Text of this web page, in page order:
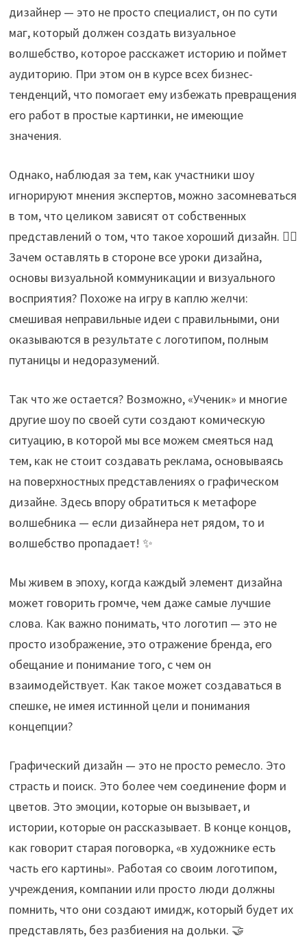
дизайнер — это не просто специалист, он по сути
маг, который должен создать визуальное
волшебство, которое расскажет историю и поймет
аудиторию. При этом он в курсе всех бизнес-
тенденций, что помогает ему избежать превращения
его работ в простые картинки, не имеющие
значения.
Однако, наблюдая за тем, как участники шоу
игнорируют мнения экспертов, можно засомневаться
в том, что целиком зависят от собственных
представлений о том, что такое хороший дизайн. 🤷‍♀️
Зачем оставлять в стороне все уроки дизайна,
основы визуальной коммуникации и визуального
восприятия? Похоже на игру в каплю желчи:
смешивая неправильные идеи с правильными, они
оказываются в результате с логотипом, полным
путаницы и недоразумений.
Так что же остается? Возможно, «Ученик» и многие
другие шоу по своей сути создают комическую
ситуацию, в которой мы все можем смеяться над
тем, как не стоит создавать реклама, основываясь
на поверхностных представлениях о графическом
дизайне. Здесь впору обратиться к метафоре
волшебника — если дизайнера нет рядом, то и
волшебство пропадает! ✨
Мы живем в эпоху, когда каждый элемент дизайна
может говорить громче, чем даже самые лучшие
слова. Как важно понимать, что логотип — это не
просто изображение, это отражение бренда, его
обещание и понимание того, с чем он
взаимодействует. Как такое может создаваться в
спешке, не имея истинной цели и понимания
концепции?
Графический дизайн — это не просто ремесло. Это
страсть и поиск. Это более чем соединение форм и
цветов. Это эмоции, которые он вызывает, и
истории, которые он рассказывает. В конце концов,
как говорит старая поговорка, «в художнике есть
часть его картины». Работая со своим логотипом,
учреждения, компании или просто люди должны
помнить, что они создают имидж, который будет их
представлять, без разбиения на дольки. 🤝